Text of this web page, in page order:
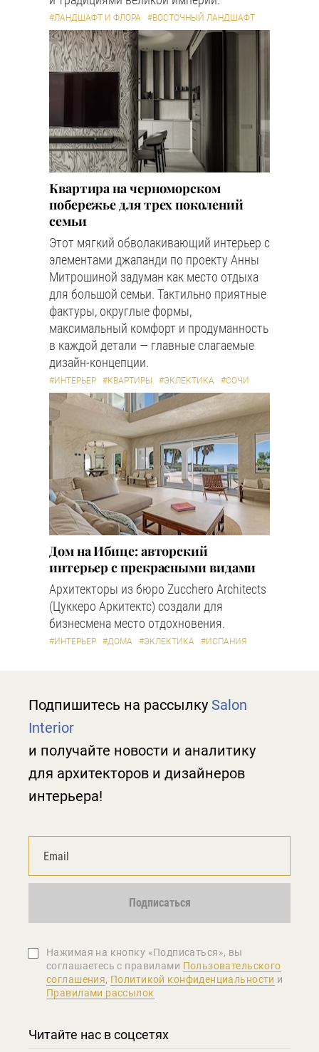
#ЛАНДШАФТ И ФЛОРА #ВОСТОЧНЫЙ ЛАНДШАФТ
Квартира на черноморском
побережье для трех поколений
семьи
Этот мягкий обволакивающий интерьер с
элементами джапанди по проекту Анны
Митрошиной задуман как место отдыха
для большой семьи. Тактильно приятные
фактуры, округлые формы,
максимальный комфорт и продуманность
в каждой детали — главные слагаемые
дизайн-концепции.
#ИНТЕРЬЕР #КВАРТИРЫ #ЭКЛЕКТИКА #СОЧИ
Дом на Ибице: авторский
интерьер с прекрасными видами
Архитекторы из бюро Zucchero Architects
(Цуккеро Аркитектс) создали для
бизнесмена место отдохновения.
#ИНТЕРЬЕР #ДОМА #ЭКЛЕКТИКА #ИСПАНИЯ
Подпишитесь на рассылку Salon
Interior
и получайте новости и аналитику
для архитекторов и дизайнеров
интерьера!
Подписаться
Нажимая на кнопку «Подписаться», вы
соглашаетеcь с правилами Пользовательского
соглашения, Политикой конфиденциальности и
Правилами рассылок
Читайте нас в соцсетях